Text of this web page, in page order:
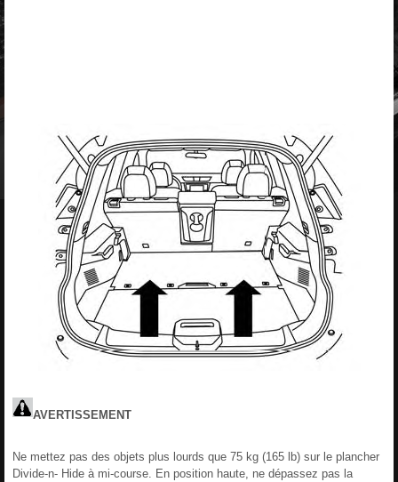
AVERTISSEMENT
Ne mettez pas des objets plus lourds que 75 kg (165 lb) sur le plancher
Divide-n- Hide à mi-course. En position haute, ne dépassez pas la